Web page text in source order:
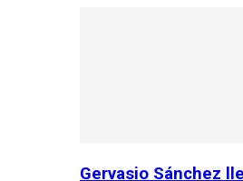
Gervasio Sánchez